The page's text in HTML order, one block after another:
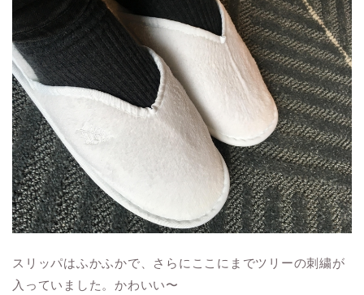
スリッパはふかふかで、さらにここにまでツリーの刺繍が
入っていました。かわいい〜